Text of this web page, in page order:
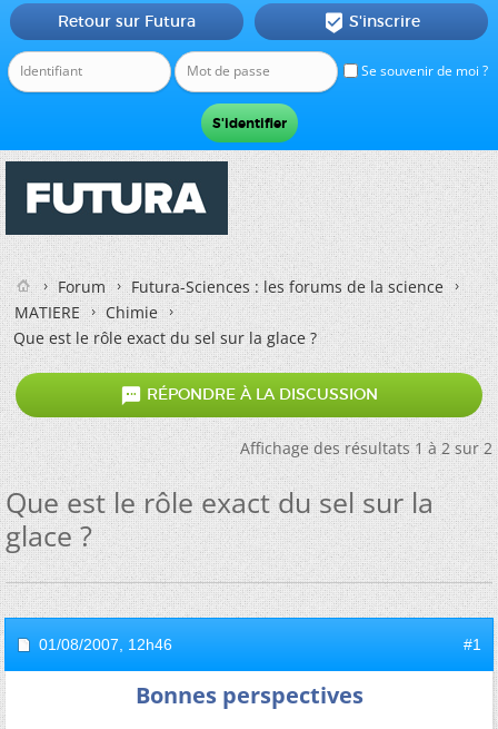
Se souvenir de moi ?
Retour sur Futura  S'inscrire
Forum
Futura-Sciences : les forums de la science
MATIERE
Chimie
Que est le rôle exact du sel sur la glace ?
 RÉPONDRE À LA DISCUSSION
Affichage des résultats 1 à 2 sur 2
Que est le rôle exact du sel sur la
glace ?
01/08/2007, 12h46 #1
Bonnes perspectives